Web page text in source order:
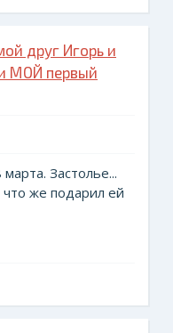
друг Игорь и
и МОЙ первый
Застолье...
же подарил ей